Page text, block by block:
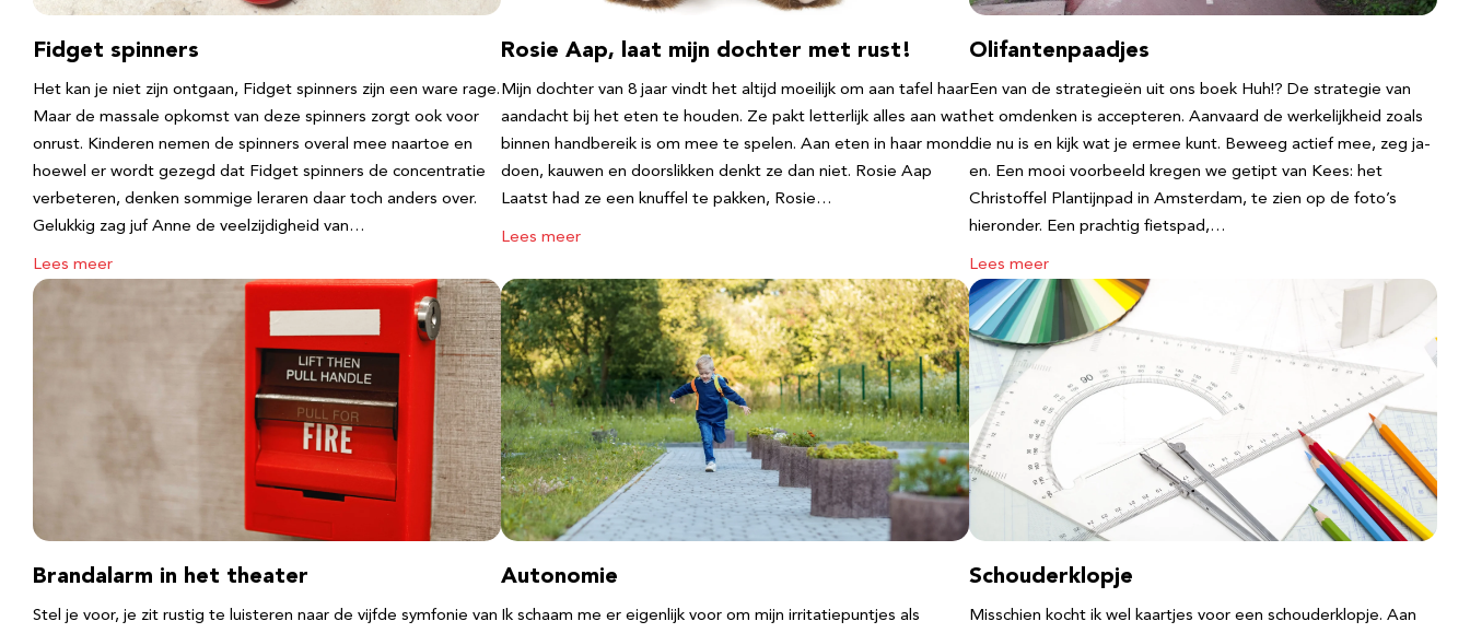
Fidget spinners
Het kan je niet zijn ontgaan, Fidget spinners zijn een ware rage.
Maar de massale opkomst van deze spinners zorgt ook voor
onrust. Kinderen nemen de spinners overal mee naartoe en
hoewel er wordt gezegd dat Fidget spinners de concentratie
verbeteren, denken sommige leraren daar toch anders over.
Gelukkig zag juf Anne de veelzijdigheid van…
Lees meer
Rosie Aap, laat mijn dochter met rust!
Mijn dochter van 8 jaar vindt het altijd moeilijk om aan tafel haar
aandacht bij het eten te houden. Ze pakt letterlijk alles aan wat
binnen handbereik is om mee te spelen. Aan eten in haar mond
doen, kauwen en doorslikken denkt ze dan niet. Rosie Aap
Laatst had ze een knuffel te pakken, Rosie…
Lees meer
Olifantenpaadjes
Een van de strategieën uit ons boek Huh!? De strategie van
het omdenken is accepteren. Aanvaard de werkelijkheid zoals
die nu is en kijk wat je ermee kunt. Beweeg actief mee, zeg ja-
en. Een mooi voorbeeld kregen we getipt van Kees: het
Christoffel Plantijnpad in Amsterdam, te zien op de foto’s
hieronder. Een prachtig fietspad,…
Lees meer
Brandalarm in het theater
Stel je voor, je zit rustig te luisteren naar de vijfde symfonie van
Autonomie
Ik schaam me er eigenlijk voor om mijn irritatiepuntjes als
Schouderklopje
Misschien kocht ik wel kaartjes voor een schouderklopje. Aan